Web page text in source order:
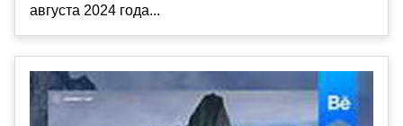
августа 2024 года...